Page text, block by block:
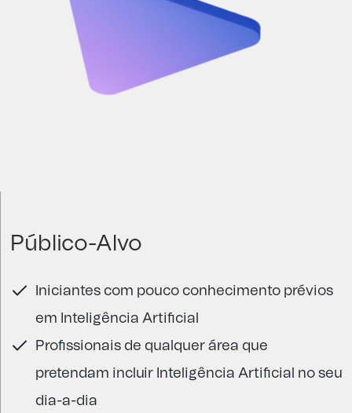
Público-Alvo
Iniciantes com pouco conhecimento prévios
em Inteligência Artificial
Profissionais de qualquer área que
pretendam incluir Inteligência Artificial no seu
dia-a-dia